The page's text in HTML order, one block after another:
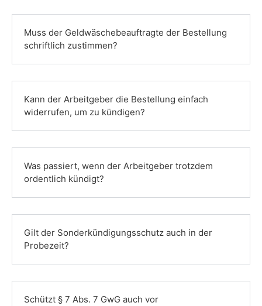
Muss der Geldwäschebeauftragte der Bestellung
schriftlich zustimmen?
Kann der Arbeitgeber die Bestellung einfach
widerrufen, um zu kündigen?
Was passiert, wenn der Arbeitgeber trotzdem
ordentlich kündigt?
Gilt der Sonderkündigungsschutz auch in der
Probezeit?
Schützt § 7 Abs. 7 GwG auch vor